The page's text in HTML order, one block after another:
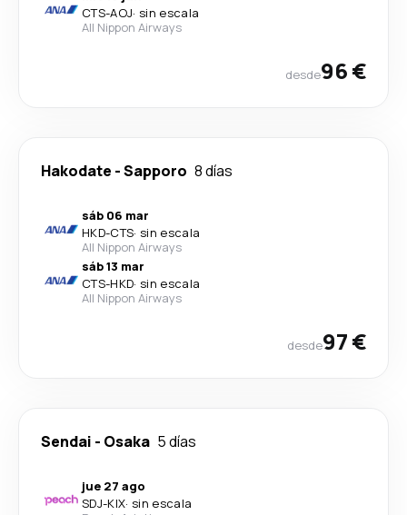
CTS-AOJ· sin escala
All Nippon Airways
desde96 €
Hakodate -Sapporo 8 días
sáb 06 mar
HKD-CTS· sin escala
All Nippon Airways
sáb 13 mar
CTS-HKD· sin escala
All Nippon Airways
desde97 €
Sendai - Osaka 5 días
jue 27 ago
SDJ-KIX· sin escala